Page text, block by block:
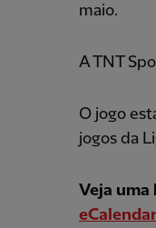
maio.
A TNT
O jogo
jogos da
Veja uma